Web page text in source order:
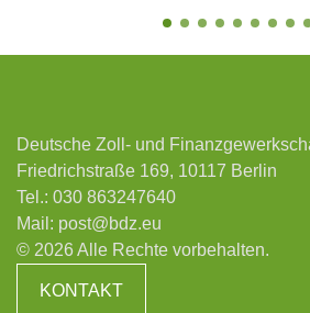
Deutsche Zoll- und
Friedrichstraße 169, 10117 Berlin
Tel.: 030 863247640
Mail: post@bdz.eu
© 2026 Alle Rechte vorbehalten.
KONTAKT